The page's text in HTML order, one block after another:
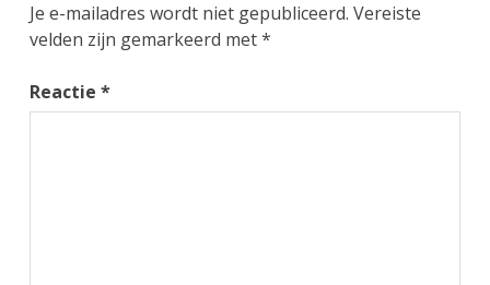
Je e-mailadres wordt niet gepubliceerd. Vereiste
velden zijn gemarkeerd met*
Reactie*